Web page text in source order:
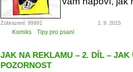
Zobrazení: 99991 1. 9. 2015
Komiks Tipy pro psaní
JAK NA REKLAMU – 2. DÍL – JAK
POZORNOST